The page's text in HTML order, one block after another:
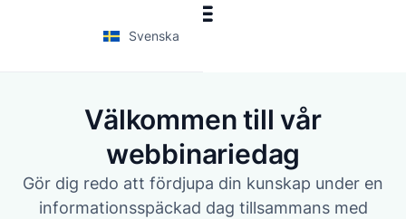
Svenska
Välkommen till vår
webbinariedag
Gör dig redo att fördjupa din kunskap under en
informationsspäckad dag tillsammans med